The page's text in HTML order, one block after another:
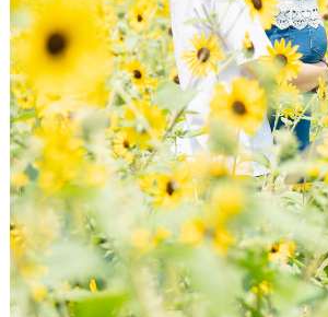
P
L
A
C
O
L
E
&
D
R
E
S
S
Y
公
式
サ
イ
ト
▶